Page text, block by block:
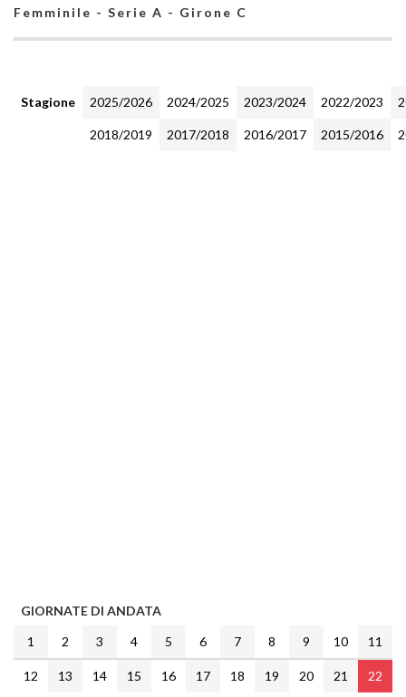
Femminile - Serie A - Girone C
Stagione 2025/2026 2024/2025 2023/2024 2022/2023
2018/2019 2017/2018 2016/2017 2015/2016
GIORNATE DI ANDATA
1
2 3 4 5 6 7 8 9 10 11
12 13 14 15 16 17 18 19 20 21
22